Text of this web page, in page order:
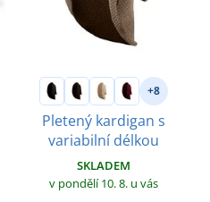
+8
Pletený kardigan s
variabilní délkou
SKLADEM
v pondělí 10. 8. u vás